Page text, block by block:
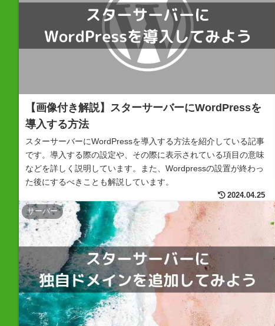
【画像付き解説】スターサーバーにWordPressを
導入する方法
スターサーバーにWordPressを導入する方法を紹介している記事
です。導入する際の設定や、その際に表示されている項目の意味
などを詳しく説明しています。また、Wordpressの設置が終わっ
た後にするべきことも解説しています。
2024.04.25
サーバー